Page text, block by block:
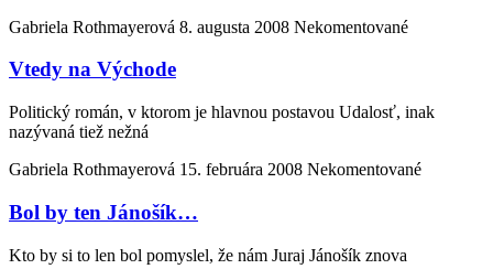
Gabriela Rothmayerová 8. augusta 2008 Nekomentované
Vtedy na Východe
Politický román, v ktorom je hlavnou postavou Udalosť, inak
nazývaná tiež nežná
Gabriela Rothmayerová 15. februára 2008 Nekomentované
Bol by ten Jánošík…
Kto by si to len bol pomyslel, že nám Juraj Jánošík znova